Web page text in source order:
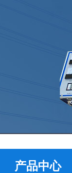
产品中心